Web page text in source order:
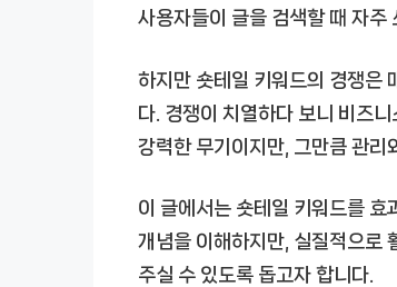
사용자들이 글을 검색할 때 자주
하지만 숏테일 키워드의 경쟁은
다. 경쟁이 치열하다 보니 비즈
강력한 무기이지만, 그만큼 관리
이 글에서는 숏테일 키워드를 효
개념을 이해하지만, 실질적으로
주실 수 있도록 돕고자 합니다.